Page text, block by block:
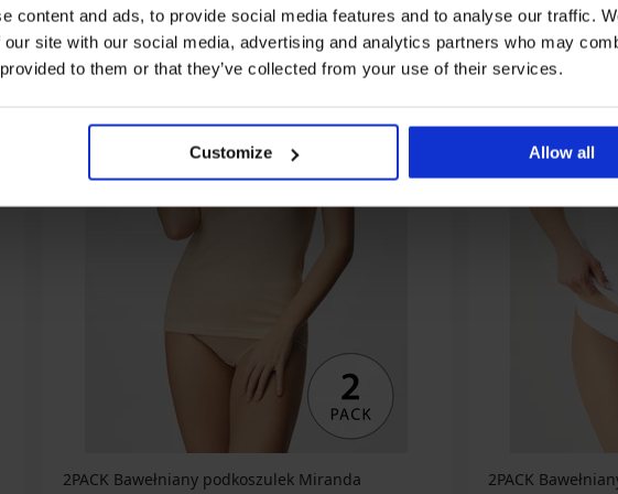
content and ads, to provide social media features and to analyse our traffic.
site with our social media, advertising and analytics partners who may
to them or that they’ve collected from your use of their services.
Customize Allow all
2PACK Bawełniany podkoszulek Miranda
2PACK